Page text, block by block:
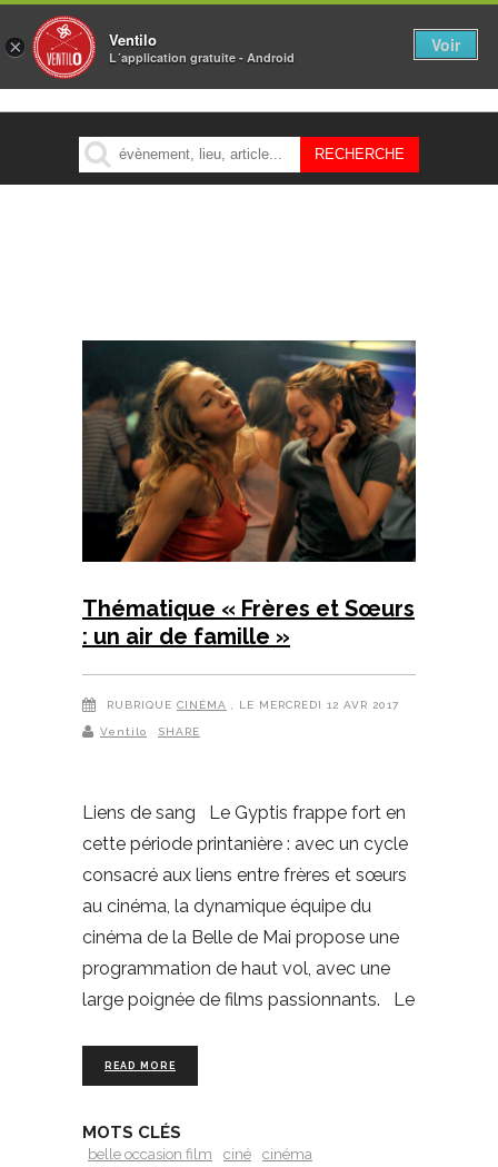
MENU
Thématique « Frères et Sœurs
: un air de famille »
RUBRIQUE CINÉMA , LE MERCREDI 12 AVR 2017
Ventilo SHARE
Liens de sang Le Gyptis frappe fort en
cette période printanière : avec un cycle
consacré aux liens entre frères et sœurs
au cinéma, la dynamique équipe du
cinéma de la Belle de Mai propose une
programmation de haut vol, avec une
large poignée de films passionnants. Le
READ MORE
MOTS CLÉS
belle occasion film ciné
cinéma
× Ventilo
L´application gratuite - Android
Voir